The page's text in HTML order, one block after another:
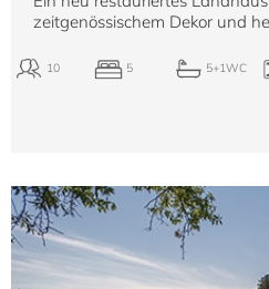
6+4 4
zeitgenössischem Dekor und